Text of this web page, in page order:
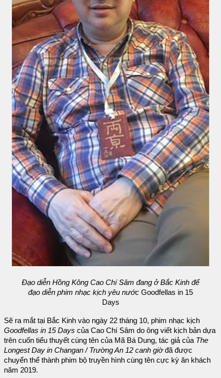
Đạo diễn Hồng Kông Cao Chí Sâm đang ở Bắc Kinh để
đạo diễn phim nhạc kịch yêu nước Goodfellas in 15
Days
Sẽ ra mắt tại Bắc Kinh vào ngày 22 tháng 10, phim nhạc kịch
Goodfellas in 15 Days của Cao Chí Sâm do ông viết kịch bản dựa
trên cuốn tiểu thuyết cùng tên của Mã Bá Dung, tác giả của The
Longest Day in Changan / Trường An 12 canh giờđã được
chuyển thể thành phim bộ truyền hình cùng tên cực kỳ ăn khách
năm 2019.